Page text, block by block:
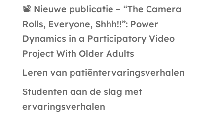
📽️ Nieuwe publicatie – “The Camera
Rolls, Everyone, Shhh!!”: Power
Dynamics in a Participatory Video
Project With Older Adults
Leren van patiëntervaringsverhalen
Studenten aan de slag met
ervaringsverhalen